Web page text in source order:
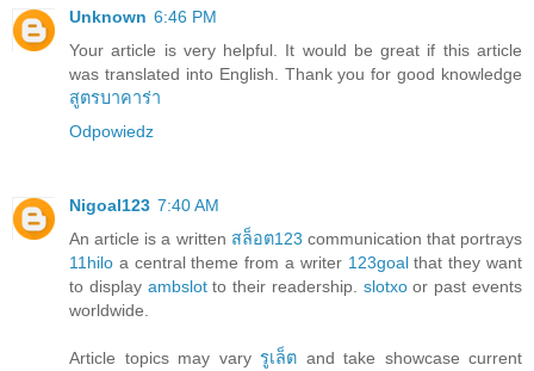
Unknown 6:46 PM
Your article is very helpful. It would be great if this article
was translated into English. Thank you for good knowledge
สูตรบาคาร่า
Odpowiedz
Nigoal123 7:40 AM
An article is a written สล็อต123 communication that portrays
11hilo a central theme from a writer 123goalthat they want
to display ambslotto their readership. slotxoor past events
worldwide.
Article topics may vary รูเล็ต and take showcase current